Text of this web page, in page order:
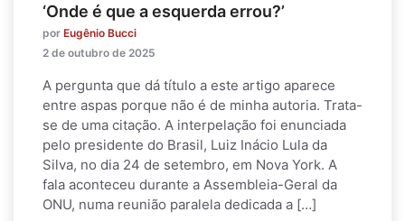
‘Onde é que a esquerda errou?’
por Eugênio Bucci
2 de outubro de 2025
A pergunta que dá título a este artigo aparece
entre aspas porque não é de minha autoria. Trata-
se de uma citação. A interpelação foi enunciada
pelo presidente do Brasil, Luiz Inácio Lula da
Silva, no dia 24 de setembro, em Nova York. A
fala aconteceu durante a Assembleia-Geral da
ONU, numa reunião paralela dedicada a […]